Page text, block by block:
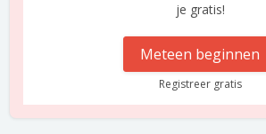
je gratis!
Meteen beginnen
Registreer gratis